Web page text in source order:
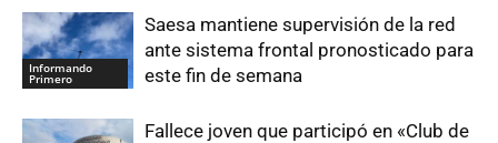
Informando
Primero
Saesa mantiene supervisión de la red
ante sistema frontal pronosticado para
este fin de semana
Fallece joven que participó en «Club de